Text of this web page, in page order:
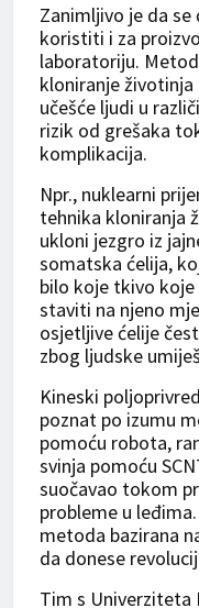
Zanimljivo je da
koristiti i za
laboratoriju.
kloniranje
učešće ljudi u
rizik od grešaka
komplikacija.
Npr., nuklearni
tehnika kloniranja
ukloni jezgro iz
somatska ćelija,
bilo koje tkivo
staviti na njeno
osjetljive ćelije
zbog ljudske
Kineski
poznat po izumu
pomoću robota,
svinja pomoću
suočavao tokom
probleme u
metoda bazirana
da donese
Tim s Univerziteta